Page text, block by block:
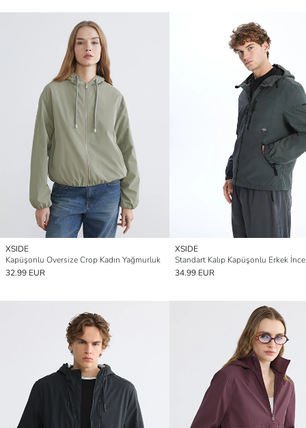
XSIDE
Kapüşonlu Oversize Crop Kadın Yağmurluk
32.99 EUR
XSIDE
Standart Kalıp Kapüşonlu Erkek
34.99 EUR